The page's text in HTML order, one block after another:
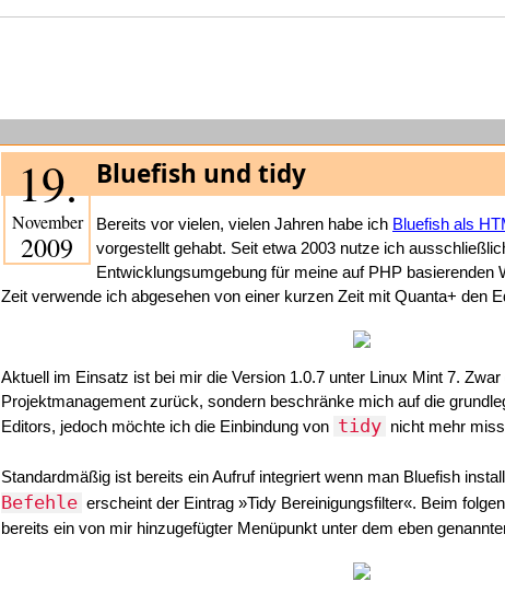
19.
November
2009
Bluefish und tidy
Bereits vor vielen, vielen Jahren habe ich Bluefish als
vorgestellt gehabt. Seit etwa 2003 nutze ich
Entwicklungsumgebung für meine auf PHP basierenden
Zeit verwende ich abgesehen von einer kurzen Zeit mit Quanta+ den
Aktuell im Einsatz ist bei mir die Version 1.0.7 unter Linux Mint 7.
Projektmanagement zurück, sondern beschränke mich auf die
Editors, jedoch möchte ich die Einbindung von tidy nicht mehr
Standardmäßig ist bereits ein Aufruf integriert wenn man Bluefish
Befehle erscheint der Eintrag »Tidy Bereinigungsfilter«. Beim
bereits ein von mir hinzugefügter Menüpunkt unter dem eben